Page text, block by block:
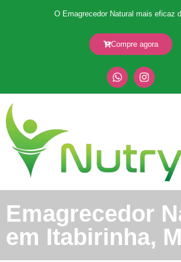
O Emagrecedor Natural mais eficaz
Compre agora
Emagrecedor
em Itabirinha,